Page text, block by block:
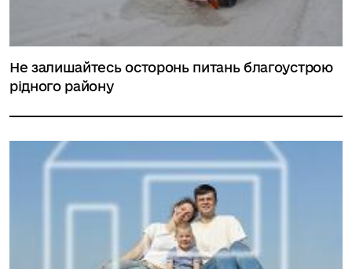
Не залишайтесь осторонь питань благоустрою
рідного району